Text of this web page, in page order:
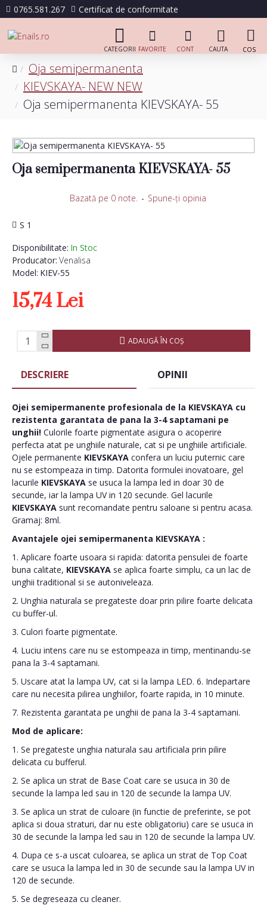
0765.581.267 Certificat de conformitate
Oja semipermanenta
KIEVSKAYA- NEW NEW
Oja semipermanenta KIEVSKAYA- 55
Oja semipermanenta KIEVSKAYA- 55
Disponibilitate: In Stoc
Producator: Venalisa
Model: KIEV-55
S 1
Bazată pe 0 note. - Spune-ţi opinia
15,74 Lei
ADAUGĂ ÎN COŞ
DESCRIERE OPINII
Ojei semipermanente profesionala de la KIEVSKAYA cu
rezistenta garantata de pana la 3-4 saptamani pe
unghii! Culorile foarte pigmentate asigura o acoperire
perfecta atat pe unghiile naturale, cat si pe unghiile artificiale.
Ojele permanente KIEVSKAYA confera un luciu puternic care
nu se estompeaza in timp. Datorita formulei inovatoare, gel
lacurile KIEVSKAYA se usuca la lampa led in doar 30 de
secunde, iar la lampa UV in 120 secunde. Gel lacurile
KIEVSKAYA sunt recomandate pentru saloane si pentru acasa.
Gramaj: 8ml.
Avantajele ojei semipermanenta KIEVSKAYA :
1. Aplicare foarte usoara si rapida: datorita pensulei de foarte
buna calitate, KIEVSKAYA se aplica foarte simplu, ca un lac de
unghii traditional si se autoniveleaza.
2. Unghia naturala se pregateste doar prin pilire foarte delicata
cu buffer-ul.
3. Culori foarte pigmentate.
4. Luciu intens care nu se estompeaza in timp, mentinandu-se
pana la 3-4 saptamani.
5. Uscare atat la lampa UV, cat si la lampa LED. 6. Indepartare
care nu necesita pilirea unghiilor, foarte rapida, in 10 minute.
7. Rezistenta garantata pe unghii de pana la 3-4 saptamani.
Mod de aplicare:
1. Se pregateste unghia naturala sau artificiala prin pilire
delicata cu bufferul.
2. Se aplica un strat de Base Coat care se usuca in 30 de
secunde la lampa led sau in 120 de secunde la lampa UV.
3. Se aplica un strat de culoare (in functie de preferinte, se pot
aplica si doua straturi, dar nu este obligatoriu) care se usuca in
30 de secunde la lampa led sau in 120 de secunde la lampa UV.
4. Dupa ce s-a uscat culoarea, se aplica un strat de Top Coat
care se usuca la lampa led in 30 de secunde sau la lampa UV in
120 de secunde.
5. Se degreseaza cu cleaner.